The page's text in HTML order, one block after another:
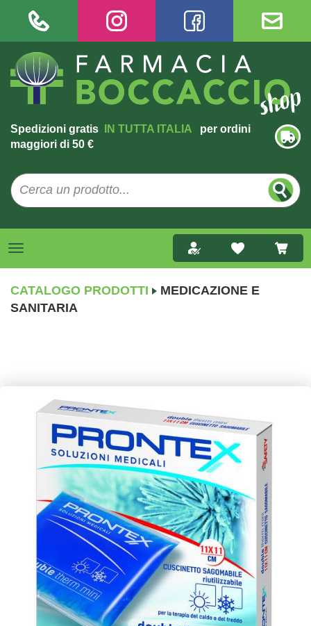
Spedizioni gratis IN TUTTA ITALIA
per ordini
maggiori di 50 €
CATALOGO PRODOTTI
MEDICAZIONE E
SANITARIA